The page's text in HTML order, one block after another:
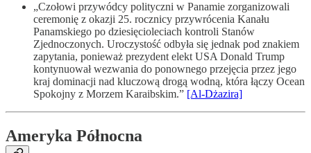
„Czołowi przywódcy polityczni w Panamie zorganizowali
ceremonię z okazji 25. rocznicy przywrócenia Kanału
Panamskiego po dziesięcioleciach kontroli Stanów
Zjednoczonych. Uroczystość odbyła się jednak pod znakiem
zapytania, ponieważ prezydent elekt USA Donald Trump
kontynuował wezwania do ponownego przejęcia przez jego
kraj dominacji nad kluczową drogą wodną, która łączy Ocean
Spokojny z Morzem Karaibskim.” [Al-Dżazira]
Ameryka Północna